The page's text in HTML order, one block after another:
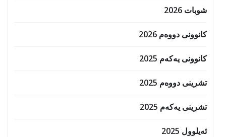
شوبات 2026
کانوونی دووەم 2026
کانوونی یەکەم 2025
تشرینی دووەم 2025
تشرینی یەکەم 2025
ئەیلوول 2025